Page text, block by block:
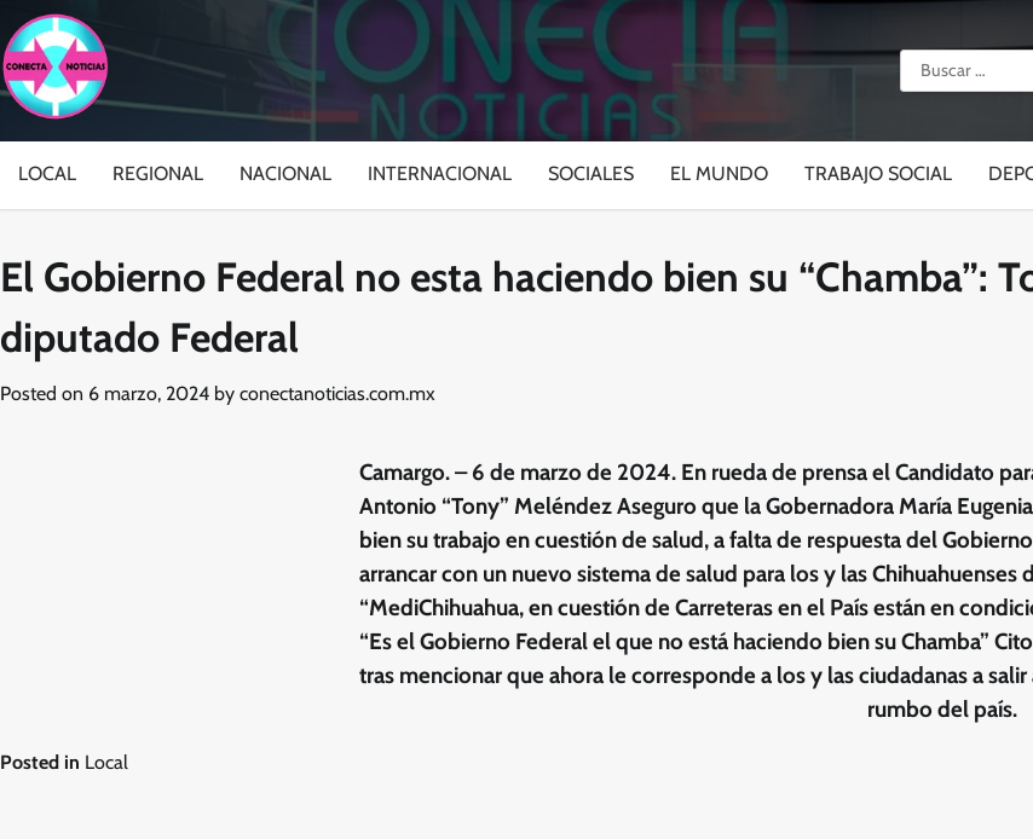
to
content
Buscar:
LOCAL REGIONAL NACIONAL INTERNACIONAL SOCIALES EL MUNDO TRABAJO SOCIAL
El Gobierno Federal no esta haciendo bien su “Chamba”:
diputado Federal
Posted on 6 marzo, 2024 by conectanoticias.com.mx
Camargo. – 6 de marzo de 2024. En rueda de prensa el Candidato
Antonio “Tony” Meléndez Aseguro que la Gobernadora María
bien su trabajo en cuestión de salud, a falta de respuesta del
arrancar con un nuevo sistema de salud para los y las Chihuahuenses
“MediChihuahua, en cuestión de Carreteras en el País están en
“Es el Gobierno Federal el que no está haciendo bien su Chamba”
tras mencionar que ahora le corresponde a los y las ciudadanas a
rumbo del país.
Posted in Local